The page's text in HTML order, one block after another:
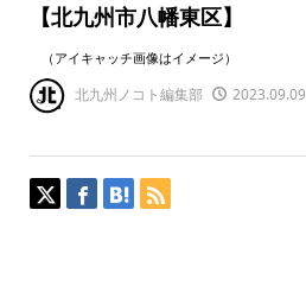
【北九州市八幡東区】
（アイキャッチ画像はイメージ）
北九州ノコト編集部 2023.09.09